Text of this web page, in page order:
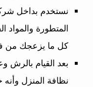
نستخدم بداخل
المتطورة والمواد
كل ما يزعجك من
بعد القيام بالرش
نظافة المنزل